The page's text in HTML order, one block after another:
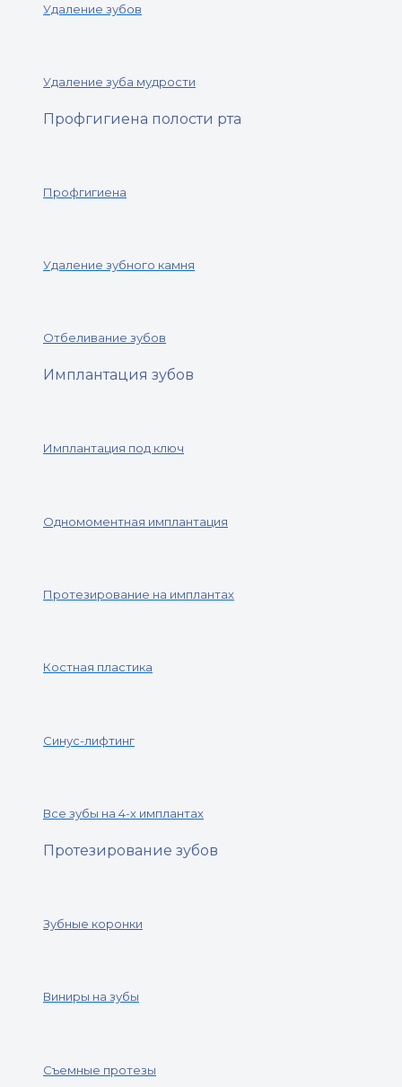
Удаление зубов
Удаление зуба мудрости
Профгигиена полости рта
Профгигиена
Удаление зубного камня
Отбеливание зубов
Имплантация зубов
Имплантация под ключ
Одномоментная имплантация
Протезирование на имплантах
Костная пластика
Синус-лифтинг
Все зубы на 4-х имплантах
Протезирование зубов
Зубные коронки
Виниры на зубы
Съемные протезы